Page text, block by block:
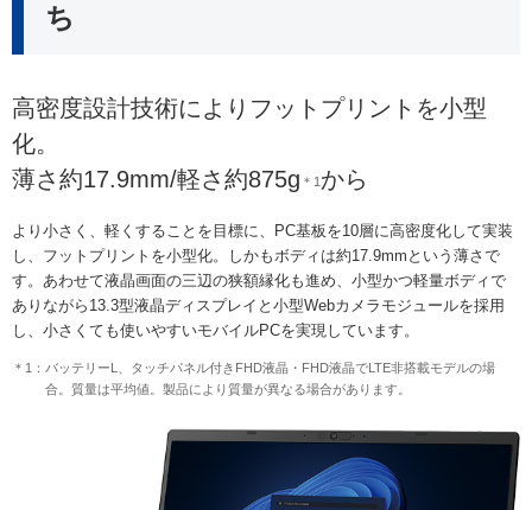
ち
高密度設計技術によりフットプリントを小型
化。
薄さ約17.9mm/軽さ約875g ＊1 から
より小さく、軽くすることを目標に、PC基板を10層に高密度化して実装
し、フットプリントを小型化。しかもボディは約17.9mmという薄さで
す。あわせて液晶画面の三辺の狭額縁化も進め、小型かつ軽量ボディで
ありながら13.3型液晶ディスプレイと小型Webカメラモジュールを採用
し、小さくても使いやすいモバイルPCを実現しています。
＊1：バッテリーL、タッチパネル付きFHD液晶・FHD液晶でLTE非搭載モデルの場
合。質量は平均値。製品により質量が異なる場合があります。